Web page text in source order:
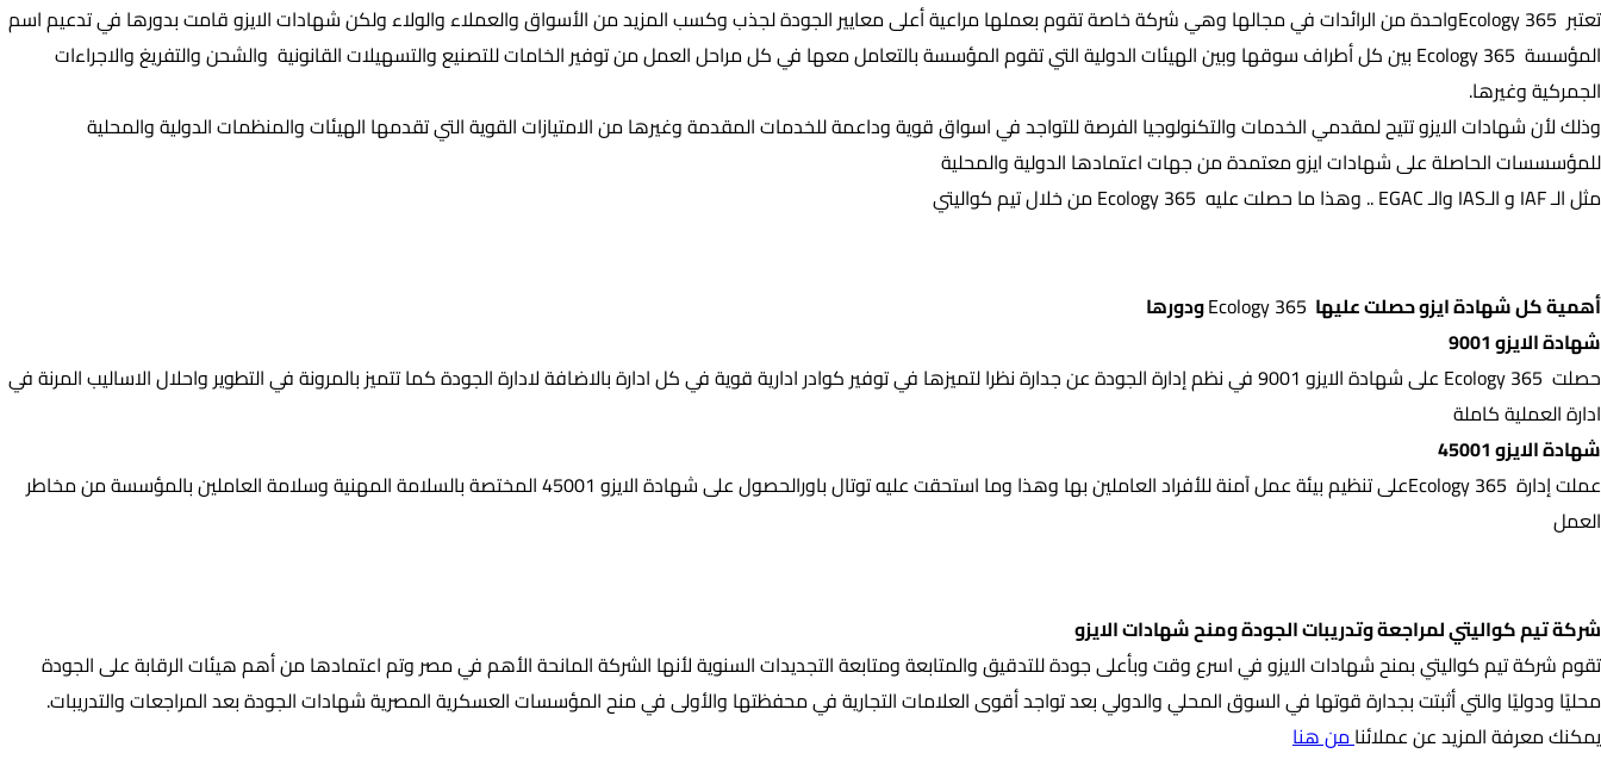
تعتبر 365 Ecologyواحدة من الرائدات في مجالها وهي شركة خاصة تقوم بعملها مراعية أعلى معايير الجودة لجذب وكسب المزيد من الأسواق والعملاء والولاء ولكن شهادات الايزو قامت بدورها في تدعيم اسم
المؤسسة 365 Ecology بين كل أطراف سوقها وبين الهيئات الدولية التي تقوم المؤسسة بالتعامل معها في كل مراحل العمل من توفير الخامات للتصنيع والتسهيلات القانونية والشحن والتفريغ والاجراءات
الجمركية وغيرها.
وذلك لأن شهادات الايزو تتيح لمقدمي الخدمات والتكنولوجيا الفرصة للتواجد في اسواق قوية وداعمة للخدمات المقدمة وغيرها من الامتيازات القوية التي تقدمها الهيئات والمنظمات الدولية والمحلية
للمؤسسسات الحاصلة على شهادات ايزو معتمدة من جهات اعتمادها الدولية والمحلية
مثل الـ IAF و الـIAS والـ EGAC .. وهذا ما حصلت عليه 365 Ecology من خلال تيم كواليتي
أهمية كل شهادة ايزو حصلت عليها
ودورها
شهادة الايزو 9001
حصلت 365 Ecology على شهادة الايزو 9001 في نظم إدارة الجودة عن جدارة نظرا لتميزها في توفير كوادر ادارية قوية في كل ادارة بالاضافة لادارة الجودة كما تتميز بالمرونة في التطوير واحلال الاساليب المرنة في
ادارة العملية كاملة
شهادة الايزو 45001
عملت إدارة 365 Ecologyعلى تنظيم بيئة عمل آمنة للأفراد العاملين بها وهذا وما استحقت عليه توتال باورالحصول على شهادة الايزو 45001 المختصة بالسلامة المهنية وسلامة العاملين بالمؤسسة من مخاطر
العمل
شركة تيم كواليتي لمراجعة وتدريبات الجودة ومنح شهادات الايزو
تقوم شركة تيم كواليتي بمنح شهادات الايزو في اسرع وقت وبأعلى جودة للتدقيق والمتابعة ومتابعة التجديدات السنوية لأنها الشركة المانحة الأهم في مصر وتم اعتمادها من أهم هيئات الرقابة على الجودة
محليًا ودوليًا والتي أثبتت بجدارة قوتها في السوق المحلي والدولي بعد تواجد أقوى العلامات التجارية في محفظتها والأولى في منح المؤسسات العسكرية المصرية شهادات الجودة بعد المراجعات والتدريبات.
يمكنك معرفة المزيد عن عملائنامن هنا